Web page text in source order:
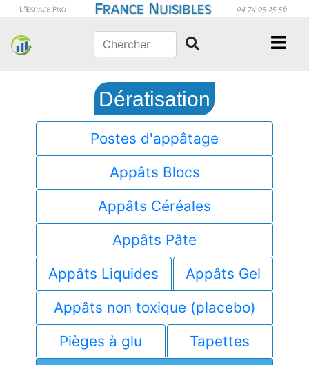
Dératisation
Postes d'appâtage
Appâts Blocs
Appâts Céréales
Appâts Pâte
Appâts Liquides
Appâts Gel
Appâts non toxique (placebo)
Pièges à glu
Tapettes